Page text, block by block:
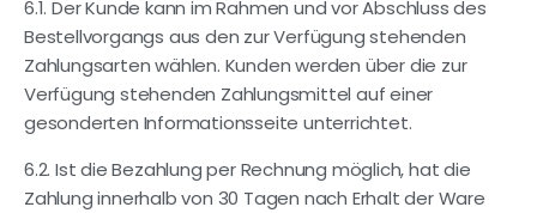
6.1. Der Kunde kann im Rahmen und vor Abschluss des
Bestellvorgangs aus den zur Verfügung stehenden
Zahlungsarten wählen. Kunden werden über die zur
Verfügung stehenden Zahlungsmittel auf einer
gesonderten Informationsseite unterrichtet.
6.2. Ist die Bezahlung per Rechnung möglich, hat die
Zahlung innerhalb von 30 Tagen nach Erhalt der Ware